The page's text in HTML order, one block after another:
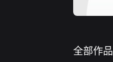
全部作品